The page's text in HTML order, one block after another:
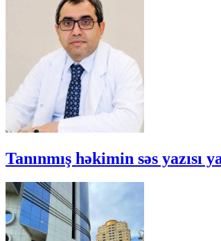
Tanınmış həkimin səs yazısı